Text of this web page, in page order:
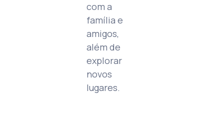
com a
família e
amigos,
além de
explorar
novos
lugares.